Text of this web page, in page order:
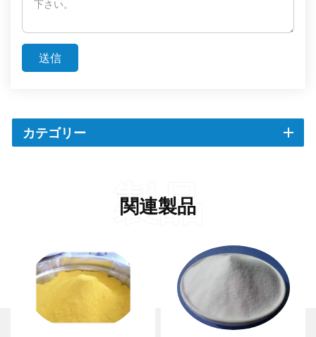
送信
カテゴリー
関連製品
製品